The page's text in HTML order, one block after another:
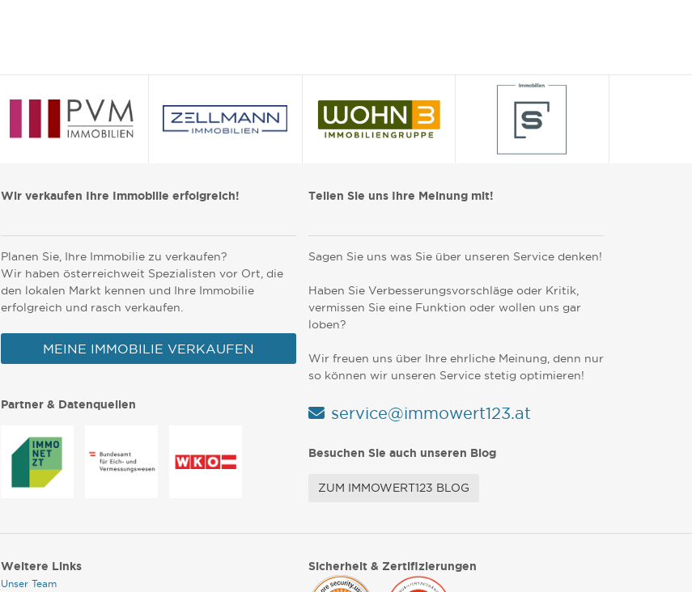
Wir verkaufen Ihre Immobilie erfolgreich!
Planen Sie, Ihre Immobilie zu verkaufen?
Wir haben österreichweit Spezialisten vor Ort, die
den lokalen Markt kennen und Ihre Immobilie
erfolgreich und rasch verkaufen.
MEINE IMMOBILIE VERKAUFEN
Partner & Datenquellen
Teilen Sie uns Ihre Meinung mit!
Sagen Sie uns was Sie über unseren Service denken!
Haben Sie Verbesserungsvorschläge oder Kritik,
vermissen Sie eine Funktion oder wollen uns gar
loben?
Wir freuen uns über Ihre ehrliche Meinung, denn nur
so können wir unseren Service stetig optimieren!
service@immowert123.at
Besuchen Sie auch unseren Blog
ZUM IMMOWERT123 BLOG
Weitere Links
Unser Team
Sicherheit & Zertifizierungen